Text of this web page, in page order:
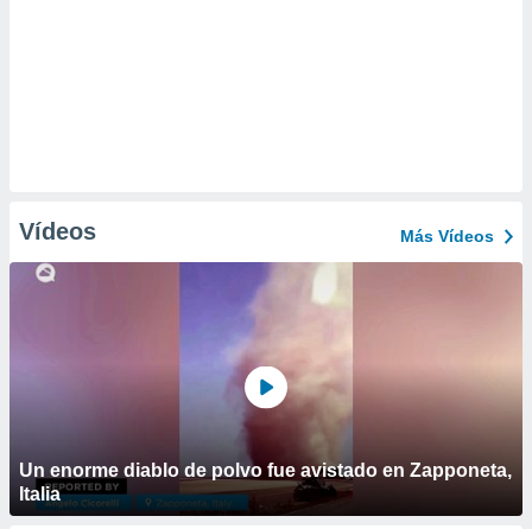
Vídeos Más Vídeos
Un enorme diablo de polvo fue avistado en Zapponeta,
Italia